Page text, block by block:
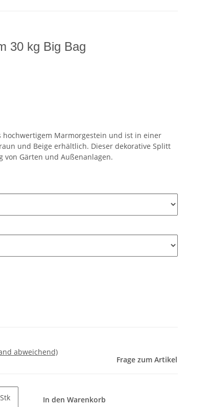
30 kg Big Bag
hochwertigem Marmorgestein und ist in einer
und Beige erhältlich. Dieser dekorative Splitt
Gärten und Außenanlagen.
abweichend)
Frage zum Artikel
Stk In den Warenkorb